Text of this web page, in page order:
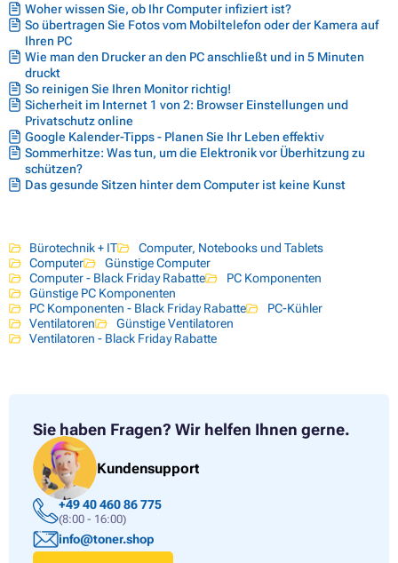
Woher wissen Sie, ob Ihr Computer infiziert ist?
So übertragen Sie Fotos vom Mobiltelefon oder der Kamera auf
Ihren PC
Wie man den Drucker an den PC anschließt und in 5 Minuten
druckt
So reinigen Sie Ihren Monitor richtig!
Sicherheit im Internet 1 von 2: Browser Einstellungen und
Privatschutz online
Google Kalender-Tipps - Planen Sie Ihr Leben effektiv
Sommerhitze: Was tun, um die Elektronik vor Überhitzung zu
schützen?
Das gesunde Sitzen hinter dem Computer ist keine Kunst
Bürotechnik + IT
Computer, Notebooks und Tablets
Computer
Günstige Computer
Computer - Black Friday Rabatte
PC Komponenten
Günstige PC Komponenten
PC Komponenten - Black Friday Rabatte
PC-Kühler
Ventilatoren
Günstige Ventilatoren
Ventilatoren - Black Friday Rabatte
Sie haben Fragen? Wir helfen Ihnen gerne.
Kundensupport
+49 40 460 86 775
(8:00 - 16:00)
info@toner.shop